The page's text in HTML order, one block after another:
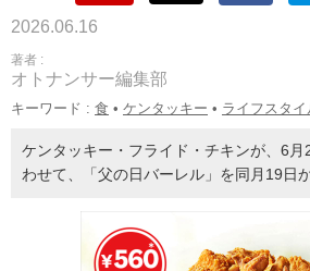
2026.06.16
著者 :
オトナンサー編集部
キーワード : 食 • ケンタッキー • ライフスタイ
ケンタッキー・フライド・チキンが、6
わせて、「父の日バーレル」を同月19日